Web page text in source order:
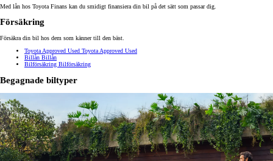
Med lån hos Toyota Finans kan du smidigt finansiera din bil på det sätt som passar dig.
Försäkring
Försäkra din bil hos dem som känner till den bäst.
Toyota Approved Used Toyota Approved Used
Billån Billån
Bilförsäkring Bilförsäkring
Begagnade biltyper